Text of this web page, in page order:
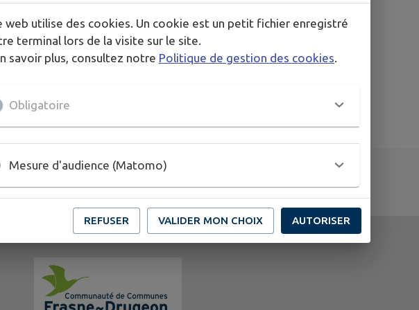
web utilise des cookies. Un cookie est un petit fichier enregistré
terminal lors de la visite sur le site.
savoir plus, consultez notre Politique de gestion des cookies
Obligatoire
Mesure d'audience (Matomo)
REFUSER VALIDER MON CHOIX AUTORISER